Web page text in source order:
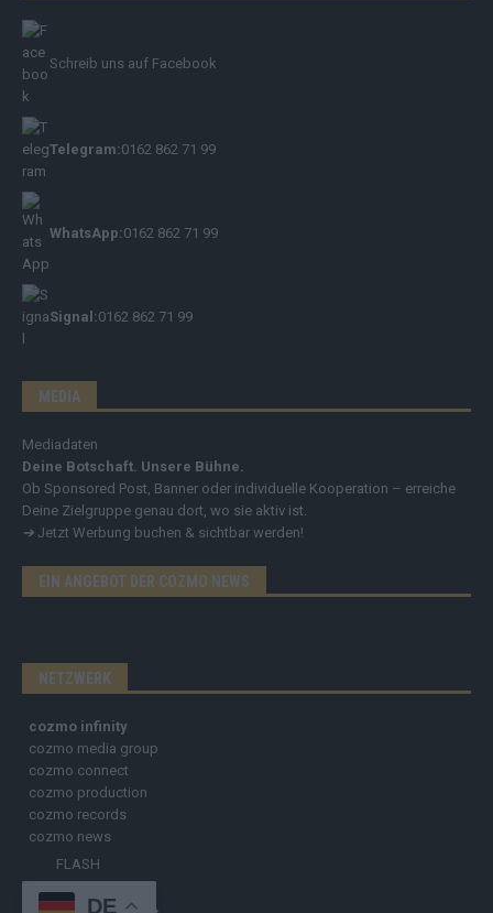
Schreib uns auf Facebook
Telegram:0162 862 71 99
WhatsApp:0162 862 71 99
Signal:0162 862 71 99
MEDIA
Mediadaten
Deine Botschaft. Unsere Bühne.
Ob Sponsored Post, Banner oder individuelle Kooperation – erreiche
Deine Zielgruppe genau dort, wo sie aktiv ist.
➔ Jetzt Werbung buchen & sichtbar werden!
EIN ANGEBOT DER COZMO NEWS
NETZWERK
cozmo infinity
cozmo media group
cozmo connect
cozmo production
cozmo records
cozmo news
FLASH
FLASH UP
DE